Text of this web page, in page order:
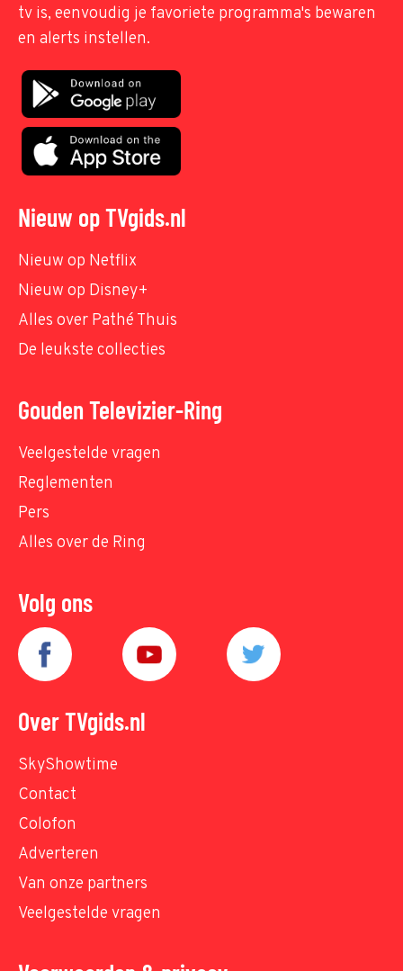
tv is, eenvoudig je favoriete programma's bewaren
en alerts instellen.
Nieuw op TVgids.nl
Nieuw op Netflix
Nieuw op Disney+
Alles over Pathé Thuis
De leukste collecties
Gouden Televizier-Ring
Veelgestelde vragen
Reglementen
Pers
Alles over de Ring
Volg ons
Over TVgids.nl
SkyShowtime
Contact
Colofon
Adverteren
Van onze partners
Veelgestelde vragen